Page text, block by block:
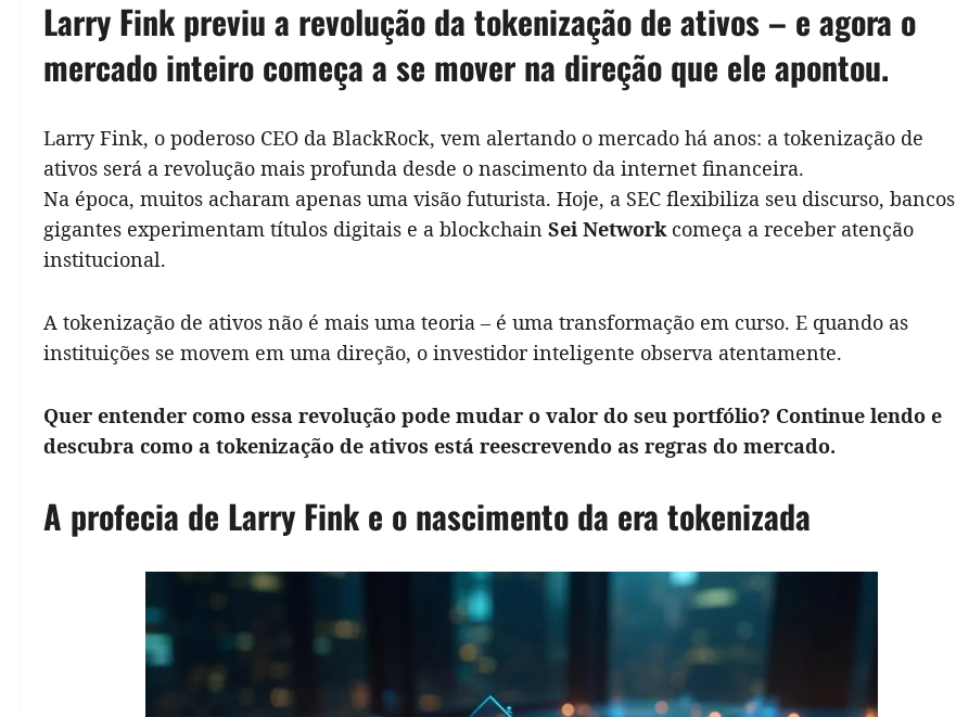
Link
Larry Fink previu a revolução da tokenização de ativos – e agora o
mercado inteiro começa a se mover na direção que ele apontou.
Larry Fink, o poderoso CEO da BlackRock, vem alertando o mercado há anos: a tokenização de
ativos será a revolução mais profunda desde o nascimento da internet financeira.
Na época, muitos acharam apenas uma visão futurista. Hoje, a SEC flexibiliza seu discurso, bancos
gigantes experimentam títulos digitais e a blockchain Sei Networkcomeça a receber atenção
institucional.
A tokenização de ativos não é mais uma teoria – é uma transformação em curso. E quando as
instituições se movem em uma direção, o investidor inteligente observa atentamente.
Quer entender como essa revolução pode mudar o valor do seu portfólio? Continue lendo e
descubra como a tokenização de ativos está reescrevendo as regras do mercado.
A profecia de Larry Fink e o nascimento da era tokenizada